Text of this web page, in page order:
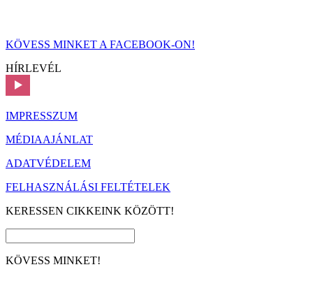
KÖVESS MINKET A FACEBOOK-ON!
HÍRLEVÉL
IMPRESSZUM
MÉDIAAJÁNLAT
ADATVÉDELEM
FELHASZNÁLÁSI FELTÉTELEK
KERESSEN CIKKEINK KÖZÖTT!
KÖVESS MINKET!